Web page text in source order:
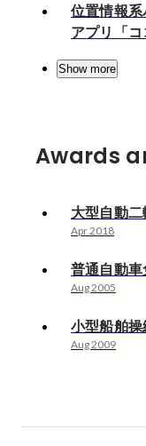
位置情報
アプリ「コ
Show more
Awards
大型自動
Apr 2018
普通自動
Aug 2005
小型船舶
Aug 2009